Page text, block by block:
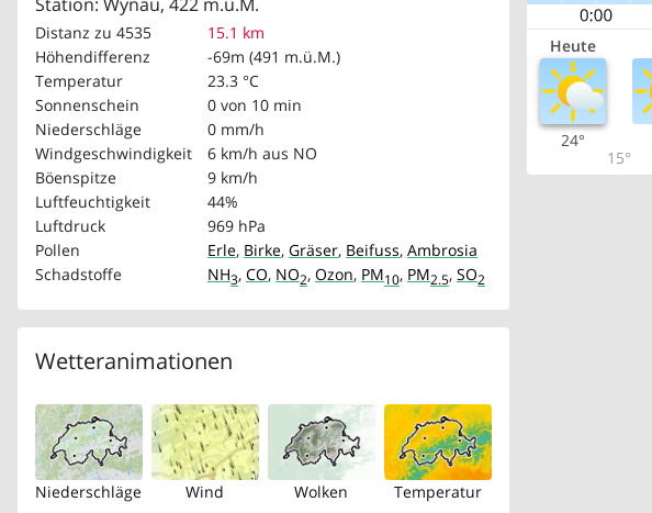
Distanz zu 4535
15.1 km
Höhendifferenz
-69m (491 m.ü.M.)
Temperatur
23.3 °C
Sonnenschein
0 von 10 min
Niederschläge
0 mm/h
Windgeschwindigkeit
6 km/h aus NO
Böenspitze
9 km/h
Luftfeuchtigkeit
44%
Luftdruck
969 hPa
Pollen
Erle, Birke, Gräser, Beifuss, Ambrosia
Schadstoffe
NH3, CO, NO2, Ozon, PM10, PM2.5, SO2
Wetteranimationen
Niederschläge Wind Wolken Temperatur
Heute
24°
15°